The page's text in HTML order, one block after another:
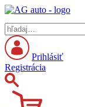
Prihlásiť
Registrácia